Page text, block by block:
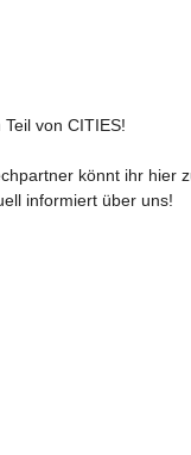
von CITIES!
könnt ihr hier
informiert über uns!